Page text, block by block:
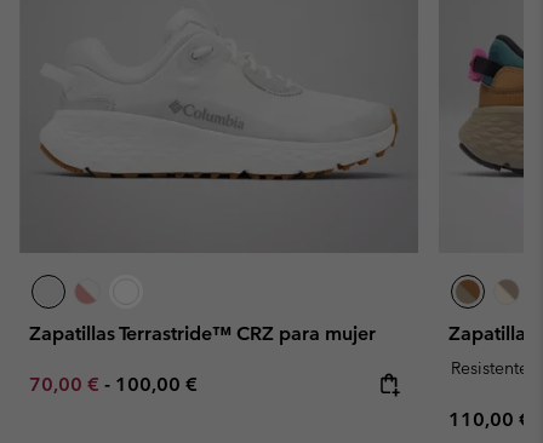
Zapatillas Terrastride™ CRZ para mujer
Minimum sale price:
70,00 € - Maximum price:
100,00 €
Zapatillas
Resistente
Regular
110,00 €